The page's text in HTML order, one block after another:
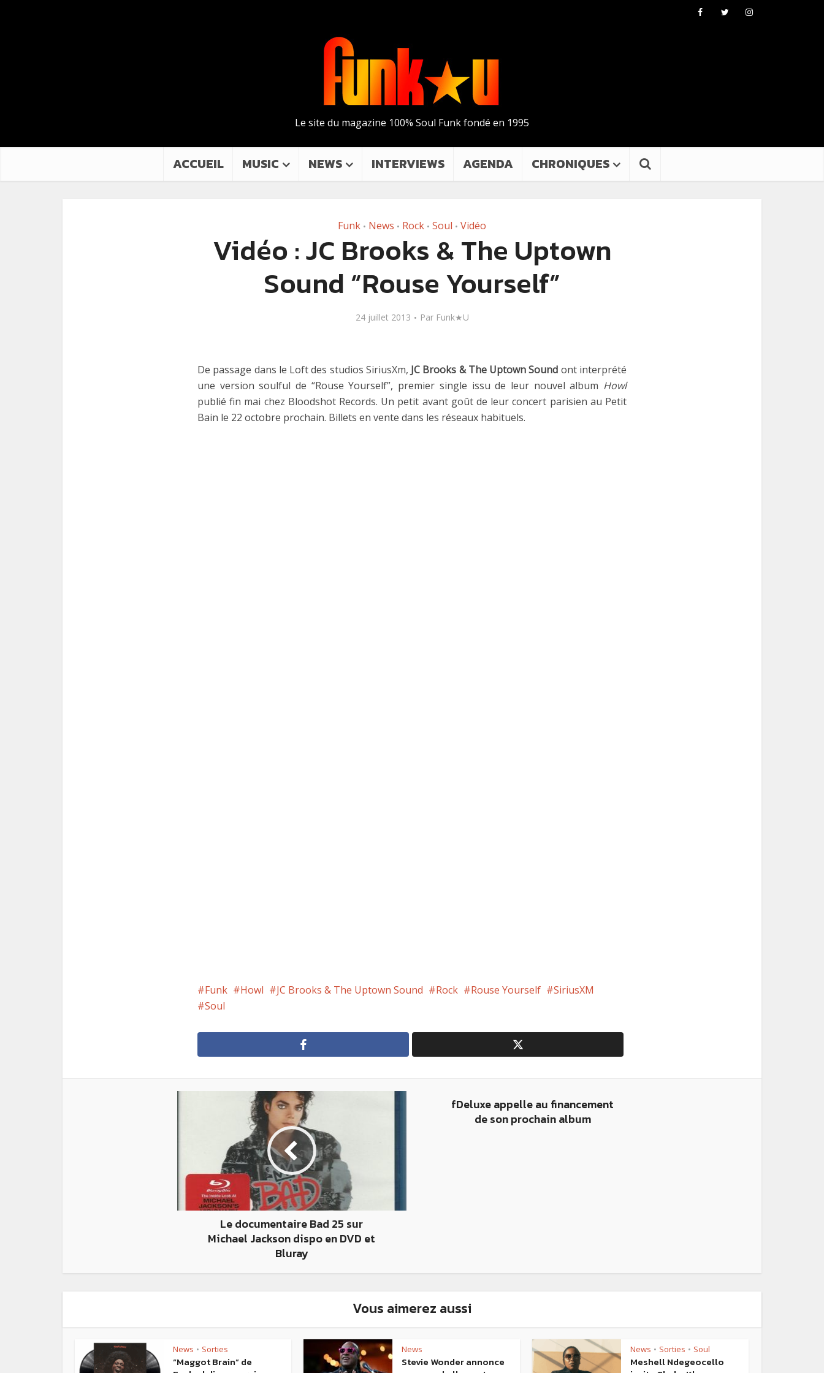
Le site du magazine 100% Soul Funk fondé en 1995
ACCUEIL MUSIC NEWS INTERVIEWS AGENDA CHRONIQUES
Funk • News • Rock • Soul • Vidéo
Vidéo : JC Brooks & The Uptown
Sound “Rouse Yourself”
24 juillet 2013 Par Funk★U
De passage dans le Loft des studios SiriusXm, JC Brooks & The Uptown Sound ont interprété
une version soulful de “Rouse Yourself”, premier single issu de leur nouvel album Howl
publié fin mai chez Bloodshot Records. Un petit avant goût de leur concert parisien au Petit
Bain le 22 octobre prochain. Billets en vente dans les réseaux habituels.
Funk Howl JC Brooks & The Uptown Sound Rock Rouse Yourself
SiriusXM
Soul
Le documentaire Bad 25 sur
Michael Jackson dispo en DVD et
Bluray
fDeluxe appelle au financement
de son prochain album
Vous aimerez aussi
News • Sorties
“Maggot Brain” de
News
Stevie Wonder annonce
News • Sorties • Soul
Meshell Ndegeocello